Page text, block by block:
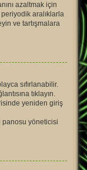
azaltmak için
aralıklarla
ve tartışmalara
sıfırlanabilir.
tıklayın.
yeniden giriş
panosu yöneticisi